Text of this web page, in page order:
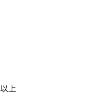
以上